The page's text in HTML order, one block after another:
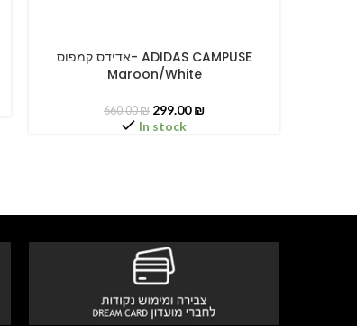
SELECT OPTIONS
אדידס קמפוס- ADIDAS CAMPUSE
Maroon/White
660.00₪ 299.00₪
In stock